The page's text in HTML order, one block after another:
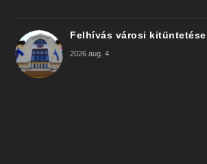
Felhívás városi
2026 aug. 4